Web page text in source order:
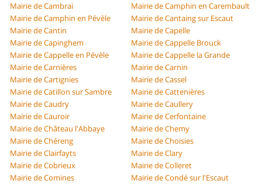
Mairie de Cambrai
Mairie de Camphin en Carembault
Mairie de Camphin en Pévèle
Mairie de Cantaing sur Escaut
Mairie de Cantin
Mairie de Capelle
Mairie de Capinghem
Mairie de Cappelle Brouck
Mairie de Cappelle en Pévèle
Mairie de Cappelle la Grande
Mairie de Carnières
Mairie de Carnin
Mairie de Cartignies
Mairie de Cassel
Mairie de Catillon sur Sambre
Mairie de Cattenières
Mairie de Caudry
Mairie de Caullery
Mairie de Cauroir
Mairie de Cerfontaine
Mairie de Château l'Abbaye
Mairie de Chemy
Mairie de Chéreng
Mairie de Choisies
Mairie de Clairfayts
Mairie de Clary
Mairie de Cobrieux
Mairie de Colleret
Mairie de Comines
Mairie de Condé sur l'Escaut